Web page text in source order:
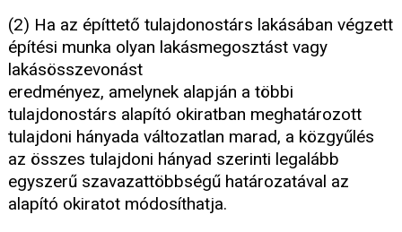
(2) Ha az építtető tulajdonostárs lakásában végzett
építési munka olyan lakásmegosztást vagy
lakásösszevonást
eredményez, amelynek alapján a többi
tulajdonostárs alapító okiratban meghatározott
tulajdoni hányada változatlan marad, a közgyűlés
az összes tulajdoni hányad szerinti legalább
egyszerű szavazattöbbségű határozatával az
alapító okiratot módosíthatja.